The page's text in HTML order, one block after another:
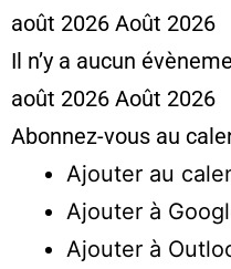
août 2026 Août 2026
Il n’y a aucun
août 2026 Août 2026
Abonnez-vous au
Ajouter au
Ajouter à
Ajouter à